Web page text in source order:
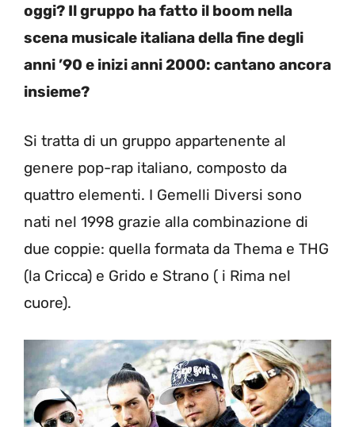
oggi? Il gruppo ha fatto il boom nella
scena musicale italiana della fine degli
anni ’90 e inizi anni 2000: cantano ancora
insieme?
Si tratta di un gruppo appartenente al
genere pop-rap italiano, composto da
quattro elementi. I Gemelli Diversi sono
nati nel 1998 grazie alla combinazione di
due coppie: quella formata da Thema e THG
(la Cricca) e Grido e Strano ( i Rima nel
cuore).